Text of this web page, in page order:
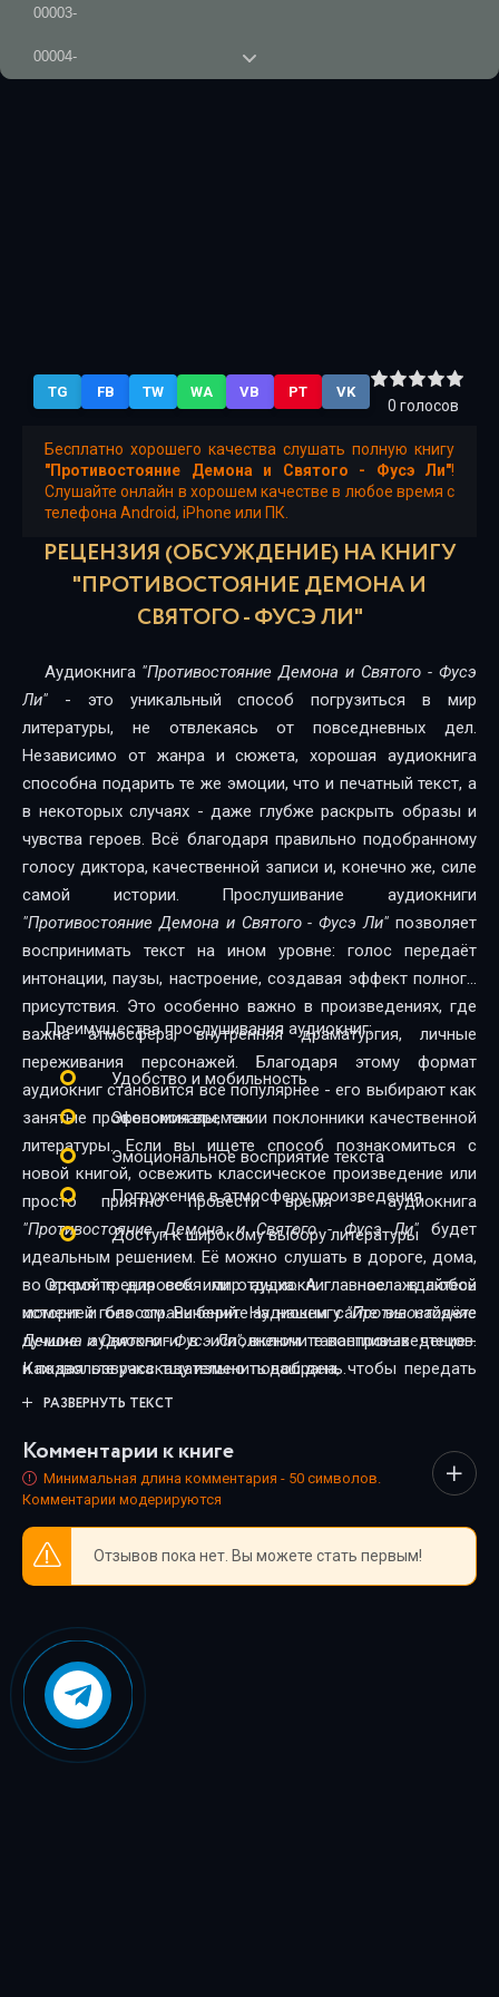
00003-
00004-
00012-
00013-
TG FB TW WA VB PT VK
0 голосов
Бесплатно хорошего качества слушать полную книгу
"Противостояние Демона и Святого - Фусэ Ли"!
Слушайте онлайн в хорошем качестве в любое время с
телефона Android, iPhone или ПК.
РЕЦЕНЗИЯ (ОБСУЖДЕНИЕ) НА КНИГУ
"ПРОТИВОСТОЯНИЕ ДЕМОНА И
СВЯТОГО - ФУСЭ ЛИ"
Аудиокнига "Противостояние Демона и Святого - Фусэ
Ли" - это уникальный способ погрузиться в мир
литературы, не отвлекаясь от повседневных дел.
Независимо от жанра и сюжета, хорошая аудиокнига
способна подарить те же эмоции, что и печатный текст, а
в некоторых случаях - даже глубже раскрыть образы и
чувства героев. Всё благодаря правильно подобранному
голосу диктора, качественной записи и, конечно же, силе
самой истории. Прослушивание аудиокниги
"Противостояние Демона и Святого - Фусэ Ли" позволяет
воспринимать текст на ином уровне: голос передаёт
интонации, паузы, настроение, создавая эффект полного
присутствия. Это особенно важно в произведениях, где
важна атмосфера, внутренняя драматургия, личные
переживания персонажей. Благодаря этому формат
аудиокниг становится всё популярнее - его выбирают как
занятые профессионалы, так и поклонники качественной
литературы. Если вы ищете способ познакомиться с
новой книгой, освежить классическое произведение или
просто приятно провести время - аудиокнига
"Противостояние Демона и Святого - Фусэ Ли" будет
идеальным решением. Её можно слушать в дороге, дома,
во время тренировок или отдыха. А главное - в любой
момент и без ограничений. На нашем сайте вы найдёте
лучшие аудиокниги в исполнении талантливых чтецов.
Каждая озвучка тщательно подобрана, чтобы передать
дух произведения и сделать прослушивание максимально
триллеры и любовные истории - мы собрали всё, чтобы
каждый нашёл книгу по душе.
Преимущества прослушивания аудиокниг:
Удобство и мобильность
Экономия времени
Эмоциональное восприятие текста
Погружение в атмосферу произведения
Доступ к широкому выбору литературы
Откройте для себя мир аудиокниг - наслаждайтесь
историей голосом. Выберите аудиокнигу"Противостояние
Демона и Святого - Фусэ Ли", включите воспроизведение -
и позвольте рассказу изменить ваш день.
РАЗВЕРНУТЬ ТЕКСТ
Комментарии к книге
Минимальная длина комментария - 50 символов.
Комментарии модерируются
Отзывов пока нет. Вы можете стать первым!